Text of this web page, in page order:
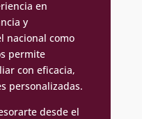
en
y
nacional como
permite
con eficacia,
personalizadas.
desde el